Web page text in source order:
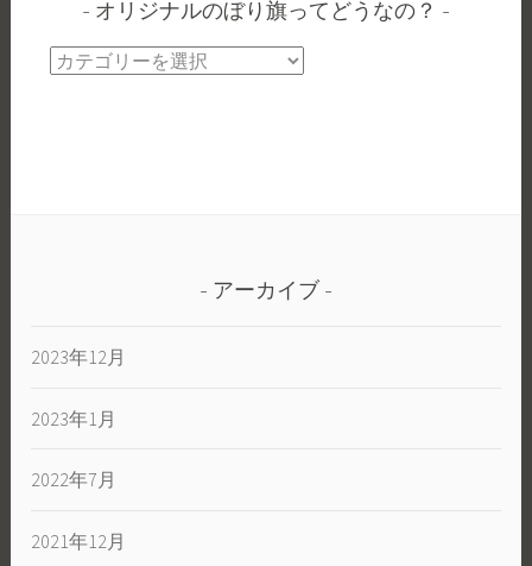
ル
の
う
オリジナルのぼり旗ってどうなの？
オ
て
う
の？
アーカイブ
2023年12月
2023年1月
2022年7月
2021年12月